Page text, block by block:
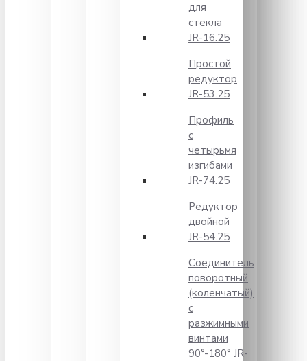
для
стекла
JR-16.25
Простой
редуктор
JR-53.25
Профиль
с
четырьмя
изгибами
JR-74.25
Редуктор
двойной
JR-54.25
Соединитель
поворотный
(коленчатый)
с
разжимными
винтами
90°-180° JR-